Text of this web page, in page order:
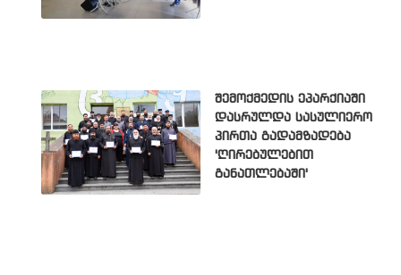
შემოქმედის ეპარქიაში
დასრულდა სასულიერო
პირთა გადამზადება
'ღირებულებით
განათლებაში'